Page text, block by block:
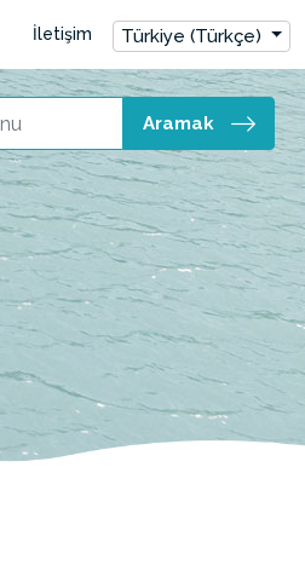
İletişim Türkiye (Türkçe)
Aramak